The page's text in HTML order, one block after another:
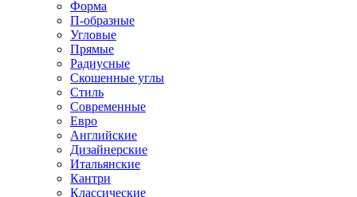
Форма
П-образные
Угловые
Прямые
Радиусные
Скошенные углы
Стиль
Современные
Евро
Английские
Дизайнерские
Итальянские
Кантри
Классические